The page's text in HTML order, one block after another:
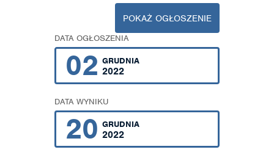
POKAŻ OGŁOSZENIE
DATA OGŁOSZENIA
02 GRUDNIA
2022
DATA WYNIKU
20 GRUDNIA
2022